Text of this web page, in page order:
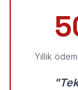
Yıllık